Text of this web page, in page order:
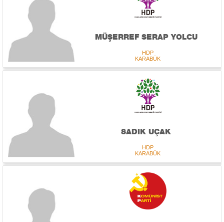
MÜŞERREF SERAP YOLCU
HDP
KARABÜK
SADIK UÇAK
HDP
KARABÜK